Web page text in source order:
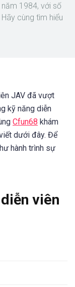
1984, với số
cùng tìm hiểu
JAV đã vượt
kỹ năng diễn
Cfun68 khám
dưới đây. Để
hành trình sự
viên